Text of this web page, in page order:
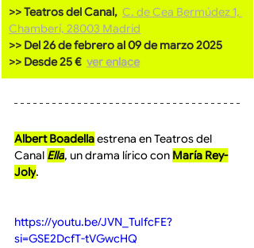
>> Teatros del Canal, C. de Cea Bermúdez 1,
Chamberí, 28003 Madrid
>> Del 26 de febrero al 09 de marzo 2025
>> Desde 25 € ver enlace
Albert Boadella estrena en Teatros del
Canal Ella, un drama lírico con María Rey-
Joly.
https://youtu.be/JVN_TuIfcFE?
si=GSE2DcfT-tVGwcHQ